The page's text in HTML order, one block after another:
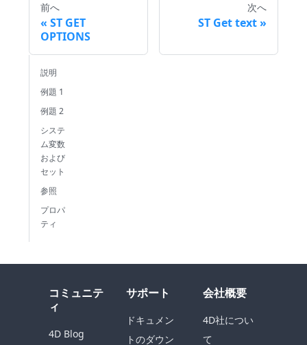
前へ
ST GET
OPTIONS
次へ
ST Get text
説明
例題 1
例題 2
システ
ム変数
および
セット
参照
プロパ
ティ
コミュニテ
ィ
4D Blog
サポート
ドキュメン
トのダウン
会社概要
4D社につい
て